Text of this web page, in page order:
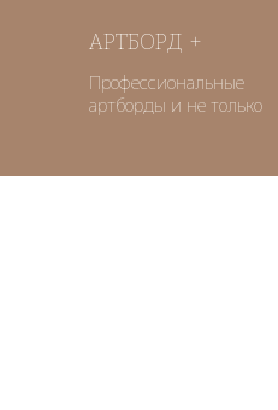
АРТБОРД +
Профессиональные
артборды и не только